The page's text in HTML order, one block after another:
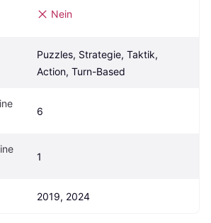
Nein
Puzzles, Strategie, Taktik,
Action, Turn-Based
6
1
2019, 2024